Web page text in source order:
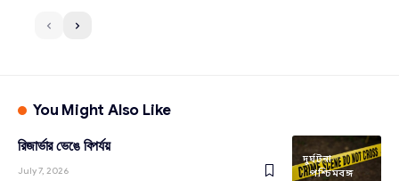
You Might Also Like
দুর্ঘটনা
পশ্চিমবঙ্গ
রিজার্ভার ভেঙে বিপর্যয়
July 7, 2026